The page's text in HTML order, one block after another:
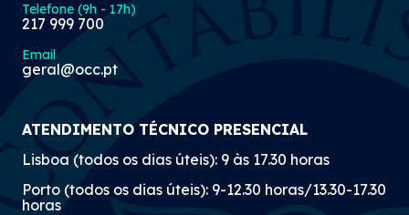
Telefone (9h - 17h)
217 999 700
Email
geral@occ.pt
ATENDIMENTO TÉCNICO PRESENCIAL
Lisboa (todos os dias úteis): 9 às 17.30 horas
Porto (todos os dias úteis): 9-12.30 horas/13.30-17.30
horas